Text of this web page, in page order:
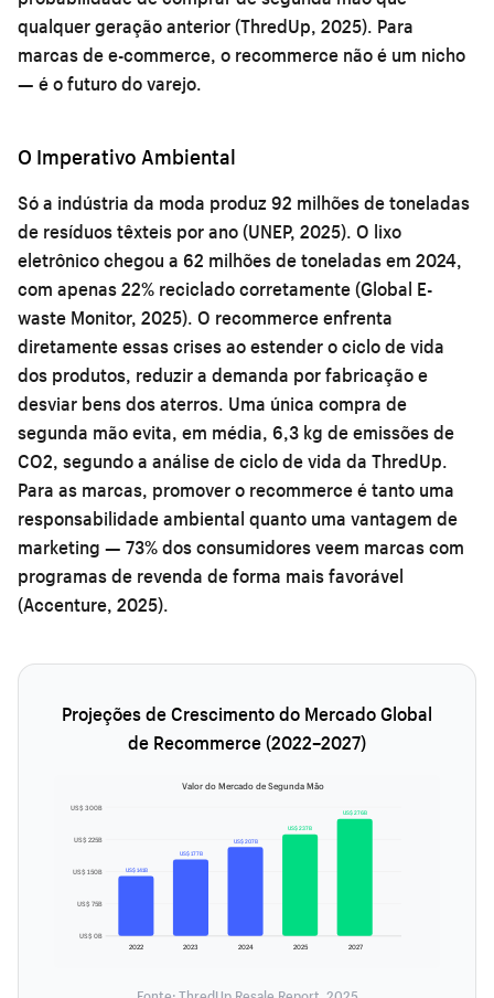
qualquer geração anterior (ThredUp, 2025). Para
marcas de e-commerce, o recommerce não é um nicho
— é o futuro do varejo.
O Imperativo Ambiental
Só a indústria da moda produz 92 milhões de toneladas
de resíduos têxteis por ano (UNEP, 2025). O lixo
eletrônico chegou a 62 milhões de toneladas em 2024,
com apenas 22% reciclado corretamente (Global E-
waste Monitor, 2025). O recommerce enfrenta
diretamente essas crises ao estender o ciclo de vida
dos produtos, reduzir a demanda por fabricação e
desviar bens dos aterros. Uma única compra de
segunda mão evita, em média, 6,3 kg de emissões de
CO2, segundo a análise de ciclo de vida da ThredUp.
Para as marcas, promover o recommerce é tanto uma
responsabilidade ambiental quanto uma vantagem de
marketing — 73% dos consumidores veem marcas com
programas de revenda de forma mais favorável
(Accenture, 2025).
Projeções de Crescimento do Mercado Global
de Recommerce (2022–2027)
US$ 0B
US$ 75B
US$ 150B
US$ 225B
US$ 300B
2022
US$ 141B
2023
US$ 177B
2024
US$ 207B
2025
US$ 237B
2027
US$ 276B
Valor do Mercado de Segunda Mão